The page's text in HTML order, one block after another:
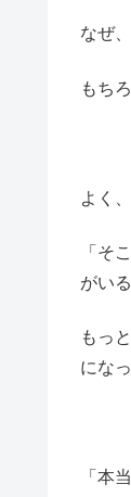
なぜ
もち
よく
「そ
がい
もっ
にな
「本